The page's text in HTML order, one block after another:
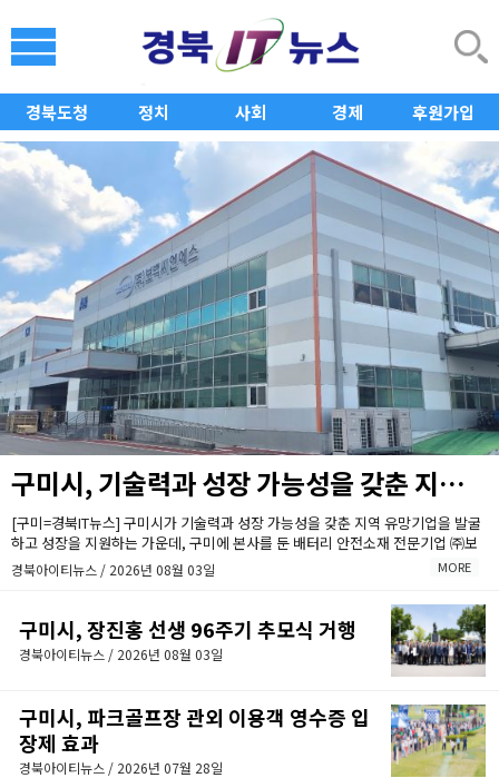
경북도청 정치 사회 경제 후원가입
구미시, 기술력과 성장 가능성을 갖춘 지역 유망기업 발굴·성장 지원
[구미=경북IT뉴스] 구미시가 기술력과 성장 가능성을 갖춘 지역 유망기업을 발굴
하고 성장을 지원하는 가운데, 구미에 본사를 둔 배터리 안전소재 전문기업 ㈜보
백씨엔에스(대표이사 서동조)가 누적 약 1,000억원 규모의 투자유치를 바탕으로
구미에 차세대 배터리 안전소재 양산거점을 구축한다.
MORE
경북아이티뉴스 / 2026년 08월 03일
구미시, 장진홍 선생 96주기 추모식 거행
경북아이티뉴스 / 2026년 08월 03일
구미시, 파크골프장 관외 이용객 영수증 입
장제 효과
경북아이티뉴스 / 2026년 07월 28일